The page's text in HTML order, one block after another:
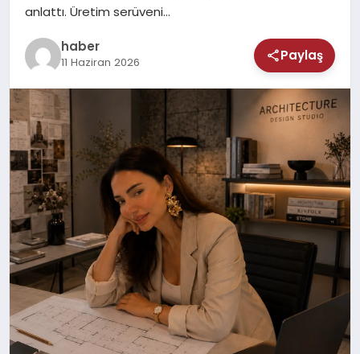
anlattı. Üretim serüveni…
haber
11 Haziran 2026 Paylaş